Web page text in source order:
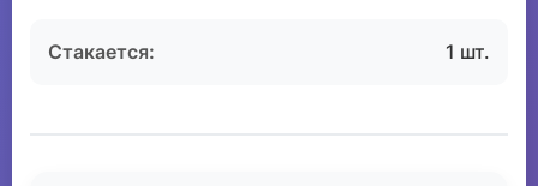
Стакается: 1 шт.